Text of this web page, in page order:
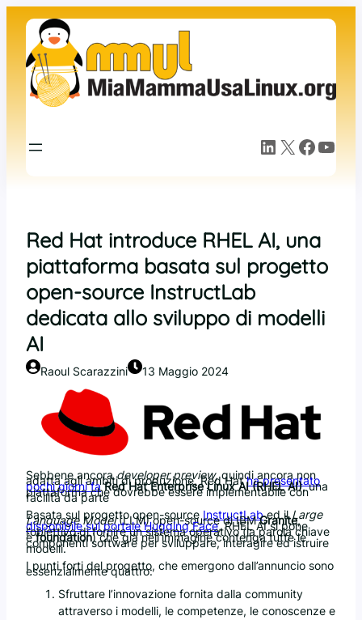
contenuto
LinkedIn X Facebook YouTube
Red Hat introduce RHEL AI, una
piattaforma basata sul progetto
open-source InstructLab
dedicata allo sviluppo di modelli
AI
Raoul Scarazzini 13 Maggio 2024
Sebbene ancoradeveloper preview, quindi ancora non
adatta agli ambiti di produzione, Red Hatha presentato
pochi giorni fa Red Hat Enterprise Linux AI (RHEL AI), una
piattaforma che dovrebbe essere implementabile con
facilità da parte
Basata sul progetto open-source InstructLabed ilLarge
Language Model(LLM) open-source di IBMGranite,
disponibile sul portale Hugging Face, RHEL AI si pone
l’obiettivo di fornire un sistema operativo (la parola chiave
èfoundation) che già nell’immagine contenga tutte le
componenti software per sviluppare, interagire ed istruire
modelli.
I punti forti del progetto, che emergono dall’annuncio sono
essenzialmente quattro:
Sfruttare l’innovazione fornita dalla community
attraverso i modelli, le competenze, le conoscenze e